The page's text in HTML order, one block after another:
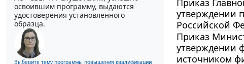
освоившим программу, выдаются
удостоверения установленного
образца.
Выберите тему программы повышения квалификации
утверждении
Российской
Приказ
утверждении
источником